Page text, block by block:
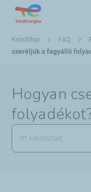
Morzsa
Kezdőlap FAQ
cseréljük a fagyálló
Hogyan